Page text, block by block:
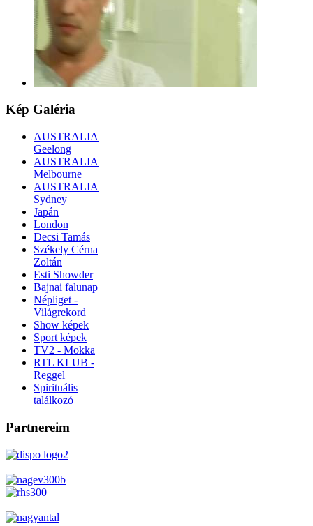
Kép Galéria
AUSTRALIA
Geelong
AUSTRALIA
Melbourne
AUSTRALIA
Sydney
Japán
London
Decsi Tamás
Székely Cérna
Zoltán
Esti Showder
Bajnai falunap
Népliget -
Világrekord
Show képek
Sport képek
TV2 - Mokka
RTL KLUB -
Reggel
Spirituális
találkozó
Partnereim